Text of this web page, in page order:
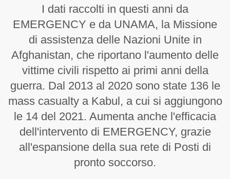
I dati raccolti in questi anni da
EMERGENCY e da UNAMA, la Missione
di assistenza delle Nazioni Unite in
Afghanistan, che riportano l'aumento delle
vittime civili rispetto ai primi anni della
guerra. Dal 2013 al 2020 sono state 136 le
mass casualty a Kabul, a cui si aggiungono
le 14 del 2021. Aumenta anche l'efficacia
dell'intervento di EMERGENCY, grazie
all'espansione della sua rete di Posti di
pronto soccorso.